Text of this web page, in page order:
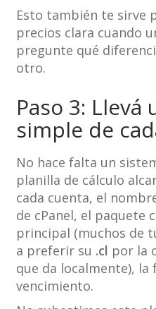
Esto también te sirve
precios clara cuando
pregunte qué
otro.
Paso 3:
simple de
No hace falta un
planilla de cálculo
cada cuenta, el
de cPanel, el paquete
principal (muchos de
a preferir su .cl por la
que da localmente), la
vencimiento.